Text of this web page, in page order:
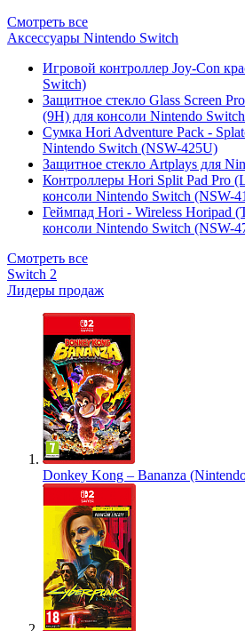
Смотреть все
Аксессуары Nintendo Switch
Игровой контроллер Joy-Con
Switch)
Защитное стекло Glass Screen
(9H) для консоли Nintendo Switch
Сумка Hori Adventure Pack -
Nintendo Switch (NSW-425U)
Защитное стекло Artplays для
Контроллеры Hori Split Pad Pro
консоли Nintendo Switch (NSW-
Геймпад Hori - Wireless Horipad
консоли Nintendo Switch (NSW-
Смотреть все
Switch 2
Лидеры продаж
Donkey Kong – Bananza